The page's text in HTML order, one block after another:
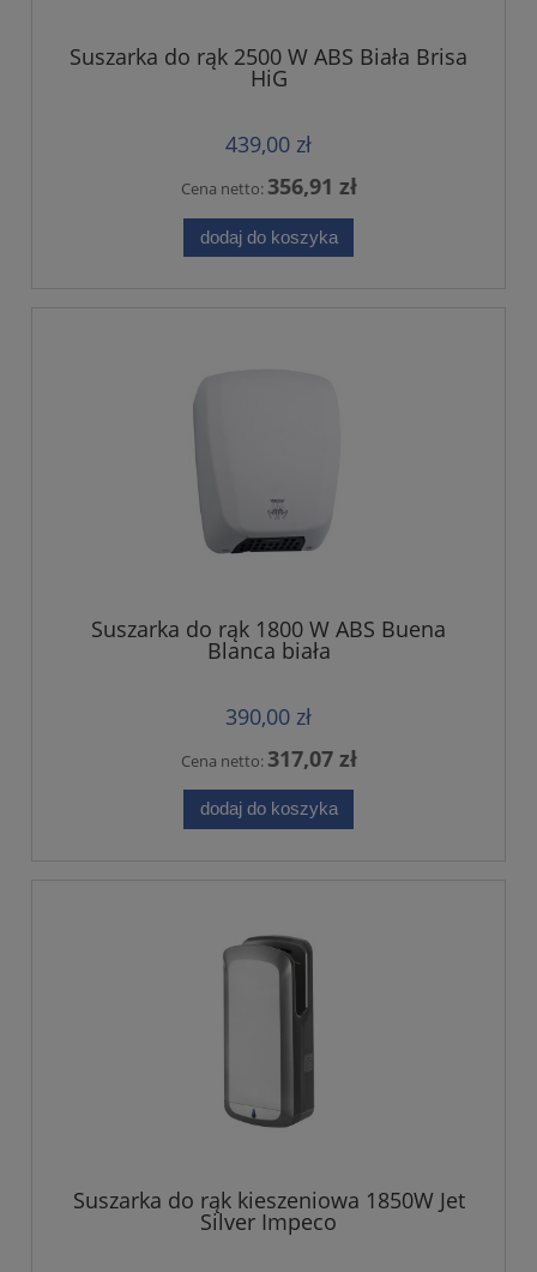
Suszarka do rąk 2500 W ABS Biała Brisa
HiG
439,00 zł
Cena netto:356,91 zł
dodaj do koszyka
Suszarka do rąk 1800 W ABS Buena
Blanca biała
390,00 zł
Cena netto:317,07 zł
dodaj do koszyka
Suszarka do rąk kieszeniowa 1850W Jet
Silver Impeco